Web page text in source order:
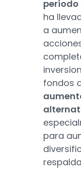
ha
a
fondos
para